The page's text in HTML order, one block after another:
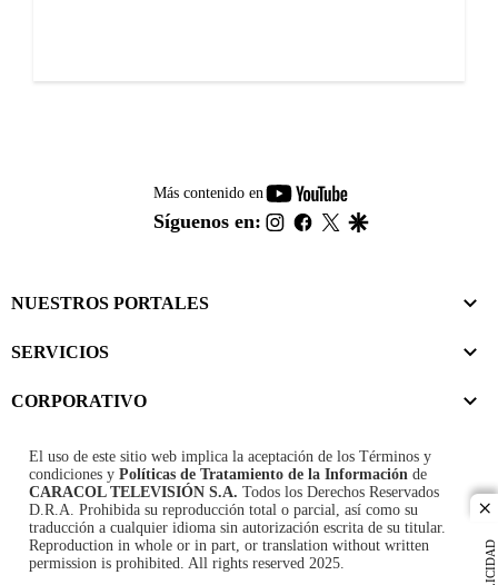
Más contenido en
youtube-
footer
Síguenos en: instagram
facebook
twitter
NUESTROS PORTALES
SERVICIOS
CORPORATIVO
El uso de este sitio web implica la aceptación de los Términos y
condiciones y Políticas de Tratamiento de la Información de
CARACOL TELEVISIÓN S.A. Todos los Derechos Reservados
D.R.A. Prohibida su reproducción total o parcial, así como su
traducción a cualquier idioma sin autorización escrita de su titular.
Reproduction in whole or in part, or translation without written
permission is prohibited. All rights reserved 2025.